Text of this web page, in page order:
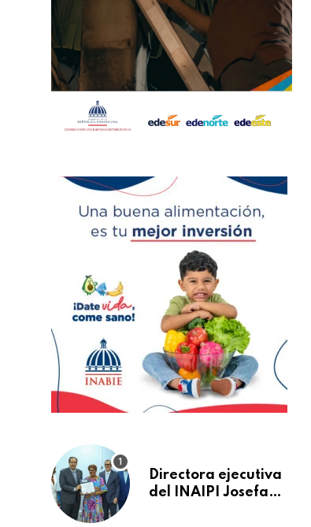
Directora ejecutiva
del INAIPI Josefa